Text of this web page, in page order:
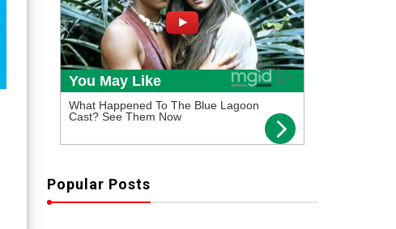
Popular Posts